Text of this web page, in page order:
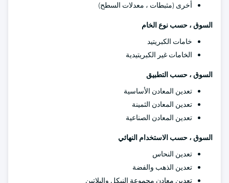
أخرى (مثبطات ، معدلات السطح)
السوق ، حسب نوع الخام
خامات الكبريتيد
الخامات غير الكبريتيدية
السوق ، حسب التطبيق
تعدين المعادن الأساسية
تعدين المعادن الثمينة
تعدين المعادن الصناعية
السوق ، حسب الاستخدام النهائي
تعدين النحاس
تعدين الذهب والفضة
تعدين معادن مجموعة النيكل والبلاتين